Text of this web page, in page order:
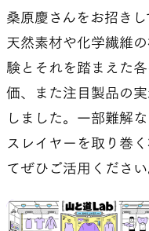
桑原慶さんをお招き
天然素材や化学繊維
験とそれを踏まえた
価、また注目製品の
しました。一部難解
スレイヤーを取り巻
てぜひご活用ください